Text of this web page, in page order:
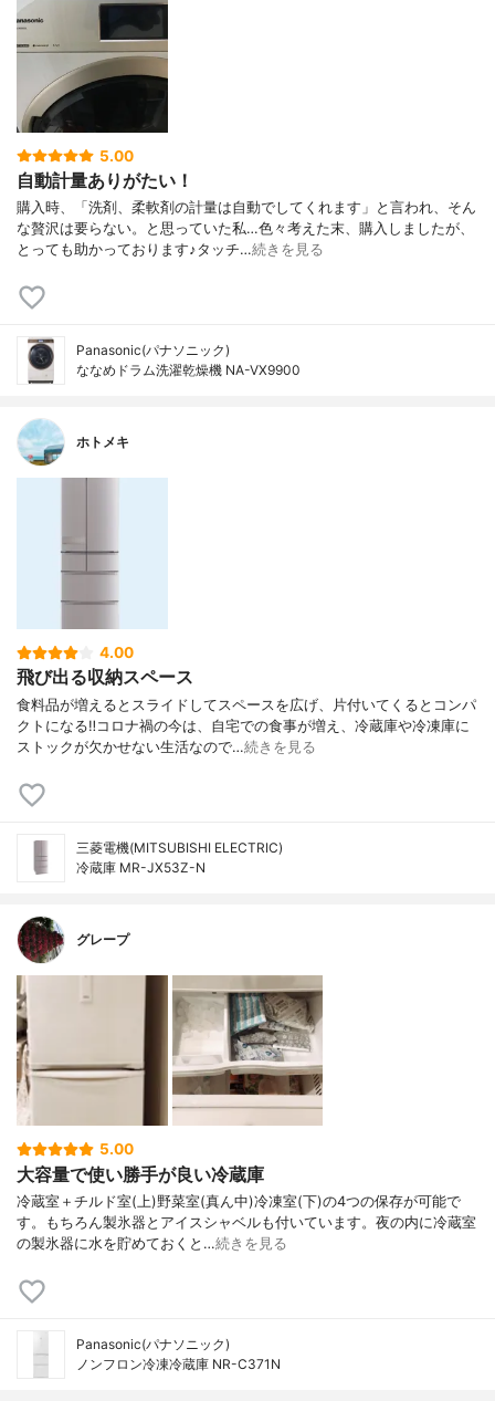
5.00
自動計量ありがたい！
購入時、「洗剤、柔軟剤の計量は自動でしてくれます」と言われ、そん
な贅沢は要らない。と思っていた私…色々考えた末、購入しましたが、
とっても助かっております♪タッチ…続きを見る
Panasonic(パナソニック)
ななめドラム洗濯乾燥機 NA-VX9900
ホトメキ
4.00
飛び出る収納スペース
食料品が増えるとスライドしてスペースを広げ、片付いてくるとコンパ
クトになる‼︎コロナ禍の今は、自宅での食事が増え、冷蔵庫や冷凍庫に
ストックが欠かせない生活なので…続きを見る
三菱電機(MITSUBISHI ELECTRIC)
冷蔵庫 MR-JX53Z-N
グレープ
5.00
大容量で使い勝手が良い冷蔵庫
冷蔵室＋チルド室(上)野菜室(真ん中)冷凍室(下)の4つの保存が可能で
す。もちろん製氷器とアイスシャベルも付いています。夜の内に冷蔵室
の製氷器に水を貯めておくと…続きを見る
Panasonic(パナソニック)
ノンフロン冷凍冷蔵庫 NR-C371N